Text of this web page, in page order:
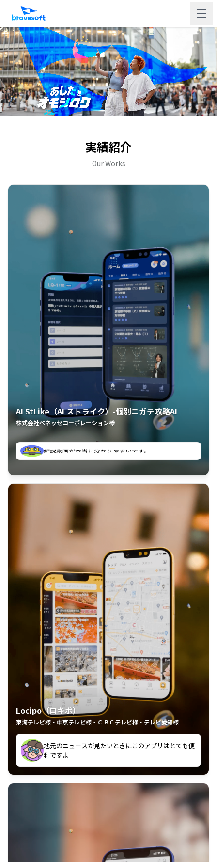
実績紹介
Our Works
AI StLike（AI ストライク）-個別ニガテ攻略AI
株式会社ベネッセコーポレーション様
古文漢文を主に使わせていただいているが、復習する
解説動画が本当に分かりやすいです。
Locipo（ロキポ）
東海テレビ様・中京テレビ様・ＣＢＣテレビ様・テレビ愛知様
中京テレビのおもしろ番組が視聴可能地域外からも見
れるの嬉しいポイント
いつも利用させていただいております！